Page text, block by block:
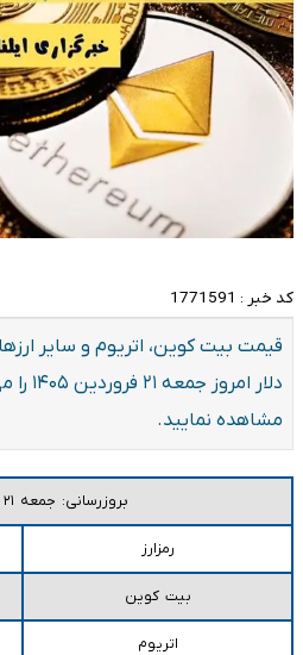
کد خبر : 1771591
قیمت بیت کوین، اتریوم و سایر
دلار
مشاهده نمایید.
بروزرسانی: جمعه ۲۱ فروردین
رمزارز
بیت کوین
اتریوم